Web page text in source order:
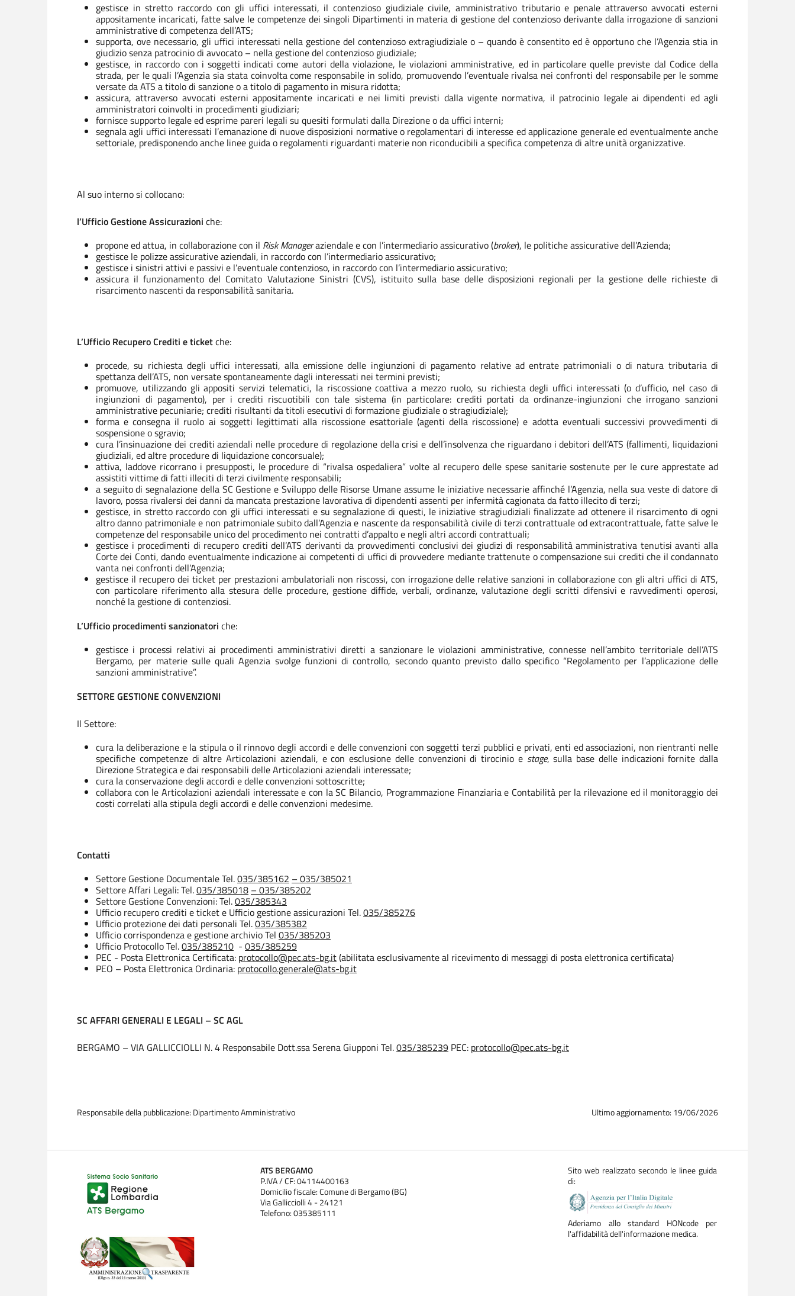
gestisce in stretto raccordo con gli uffici interessati, il contenzioso giudiziale civile, amministrativo tributario e penale attraverso avvocati esterni
appositamente incaricati, fatte salve le competenze dei singoli Dipartimenti in materia di gestione del contenzioso derivante dalla irrogazione di sanzioni
amministrative di competenza dell’ATS;
supporta, ove necessario, gli uffici interessati nella gestione del contenzioso extragiudiziale o – quando è consentito ed è opportuno che l’Agenzia stia in
giudizio senza patrocinio di avvocato – nella gestione del contenzioso giudiziale;
gestisce, in raccordo con i soggetti indicati come autori della violazione, le violazioni amministrative, ed in particolare quelle previste dal Codice della
strada, per le quali l’Agenzia sia stata coinvolta come responsabile in solido, promuovendo l’eventuale rivalsa nei confronti del responsabile per le somme
versate da ATS a titolo di sanzione o a titolo di pagamento in misura ridotta;
assicura, attraverso avvocati esterni appositamente incaricati e nei limiti previsti dalla vigente normativa, il patrocinio legale ai dipendenti ed agli
amministratori coinvolti in procedimenti giudiziari;
fornisce supporto legale ed esprime pareri legali su quesiti formulati dalla Direzione o da uffici interni;
segnala agli uffici interessati l’emanazione di nuove disposizioni normative o regolamentari di interesse ed applicazione generale ed eventualmente anche
settoriale, predisponendo anche linee guida o regolamenti riguardanti materie non riconducibili a specifica competenza di altre unità organizzative.
Al suo interno si collocano:
l’Ufficio Gestione Assicurazioni che:
propone ed attua, in collaborazione con il Risk Manageraziendale e con l’intermediario assicurativo (broker), le politiche assicurative dell’Azienda;
gestisce le polizze assicurative aziendali, in raccordo con l’intermediario assicurativo;
gestisce i sinistri attivi e passivi e l’eventuale contenzioso, in raccordo con l’intermediario assicurativo;
assicura il funzionamento del Comitato Valutazione Sinistri (CVS), istituito sulla base delle disposizioni regionali per la gestione delle richieste di
risarcimento nascenti da responsabilità sanitaria.
L’Ufficio Recupero Crediti e ticketche:
procede, su richiesta degli uffici interessati, alla emissione delle ingiunzioni di pagamento relative ad entrate patrimoniali o di natura tributaria di
spettanza dell’ATS, non versate spontaneamente dagli interessati nei termini previsti;
promuove, utilizzando gli appositi servizi telematici, la riscossione coattiva a mezzo ruolo, su richiesta degli uffici interessati (o d’ufficio, nel caso di
ingiunzioni di pagamento), per i crediti riscuotibili con tale sistema (in particolare: crediti portati da ordinanze-ingiunzioni che irrogano sanzioni
amministrative pecuniarie; crediti risultanti da titoli esecutivi di formazione giudiziale o stragiudiziale);
forma e consegna il ruolo ai soggetti legittimati alla riscossione esattoriale (agenti della riscossione) e adotta eventuali successivi provvedimenti di
sospensione o sgravio;
cura l’insinuazione dei crediti aziendali nelle procedure di regolazione della crisi e dell’insolvenza che riguardano i debitori dell’ATS (fallimenti, liquidazioni
giudiziali, ed altre procedure di liquidazione concorsuale);
attiva, laddove ricorrano i presupposti, le procedure di “rivalsa ospedaliera” volte al recupero delle spese sanitarie sostenute per le cure apprestate ad
assistiti vittime di fatti illeciti di terzi civilmente responsabili;
a seguito di segnalazione della SC Gestione e Sviluppo delle Risorse Umane assume le iniziative necessarie affinché l’Agenzia, nella sua veste di datore di
lavoro, possa rivalersi dei danni da mancata prestazione lavorativa di dipendenti assenti per infermità cagionata da fatto illecito di terzi;
gestisce, in stretto raccordo con gli uffici interessati e su segnalazione di questi, le iniziative stragiudiziali finalizzate ad ottenere il risarcimento di ogni
altro danno patrimoniale e non patrimoniale subito dall’Agenzia e nascente da responsabilità civile di terzi contrattuale od extracontrattuale, fatte salve le
competenze del responsabile unico del procedimento nei contratti d’appalto e negli altri accordi contrattuali;
gestisce i procedimenti di recupero crediti dell’ATS derivanti da provvedimenti conclusivi dei giudizi di responsabilità amministrativa tenutisi avanti alla
Corte dei Conti, dando eventualmente indicazione ai competenti di uffici di provvedere mediante trattenute o compensazione sui crediti che il condannato
vanta nei confronti dell’Agenzia;
gestisce il recupero dei ticket per prestazioni ambulatoriali non riscossi, con irrogazione delle relative sanzioni in collaborazione con gli altri uffici di ATS,
con particolare riferimento alla stesura delle procedure, gestione diffide, verbali, ordinanze, valutazione degli scritti difensivi e ravvedimenti operosi,
nonché la gestione di contenziosi.
L’Ufficio procedimenti sanzionatori che:
gestisce i processi relativi ai procedimenti amministrativi diretti a sanzionare le violazioni amministrative, connesse nell’ambito territoriale dell’ATS
Bergamo, per materie sulle quali Agenzia svolge funzioni di controllo, secondo quanto previsto dallo specifico “Regolamento per l’applicazione delle
sanzioni amministrative”.
SETTORE GESTIONE CONVENZIONI
Il Settore:
cura la deliberazione e la stipula o il rinnovo degli accordi e delle convenzioni con soggetti terzi pubblici e privati, enti ed associazioni, non rientranti nelle
specifiche competenze di altre Articolazioni aziendali, e con esclusione delle convenzioni di tirocinio e stage, sulla base delle indicazioni fornite dalla
Direzione Strategica e dai responsabili delle Articolazioni aziendali interessate;
cura la conservazione degli accordi e delle convenzioni sottoscritte;
collabora con le Articolazioni aziendali interessate e con la SC Bilancio, Programmazione Finanziaria e Contabilità per la rilevazione ed il monitoraggio dei
costi correlati alla stipula degli accordi e delle convenzioni medesime.
Contatti
Settore Gestione Documentale Tel.035/385162 – 035/385021
Settore Affari Legali: Tel.035/385018 – 035/385202
Settore Gestione Convenzioni: Tel.035/385343
Ufficio recupero crediti e ticket e Ufficio gestione assicurazioni Tel.035/385276
Ufficio protezione dei dati personali Tel.035/385382
Ufficio corrispondenza e gestione archivio Tel 035/385203
Ufficio Protocollo Tel.035/385210 - 035/385259
PEC - Posta Elettronica Certificata: protocollo@pec.ats-bg.it(abilitata esclusivamente al ricevimento di messaggi di posta elettronica certificata)
PEO – Posta Elettronica Ordinaria: protocollo.generale@ats-bg.it
SC AFFARI GENERALI E LEGALI – SC AGL
BERGAMO – VIA GALLICCIOLLI N. 4 Responsabile Dott.ssa Serena Giupponi Tel.035/385239 PEC: protocollo@pec.ats-bg.it
Responsabile della pubblicazione: Dipartimento Amministrativo Ultimo aggiornamento: 19/06/2026
ATS BERGAMO
P.IVA / CF: 04114400163
Domicilio fiscale: Comune di Bergamo (BG)
Via Gallicciolli 4 - 24121
Telefono: 035385111
Sito web realizzato secondo le linee guida
di:
Aderiamo allo standard HONcode per
l'affidabilità dell'informazione medica.